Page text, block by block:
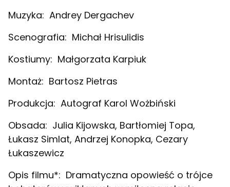
Muzyka: Andrey Dergachev
Scenografia: Michał Hrisulidis
Kostiumy: Małgorzata Karpiuk
Montaż: Bartosz Pietras
Produkcja: Autograf Karol Wożbiński
Obsada: Julia Kijowska, Bartłomiej Topa,
Łukasz Simlat, Andrzej Konopka, Cezary
Łukaszewicz
Opis filmu*: Dramatyczna opowieść o trójce